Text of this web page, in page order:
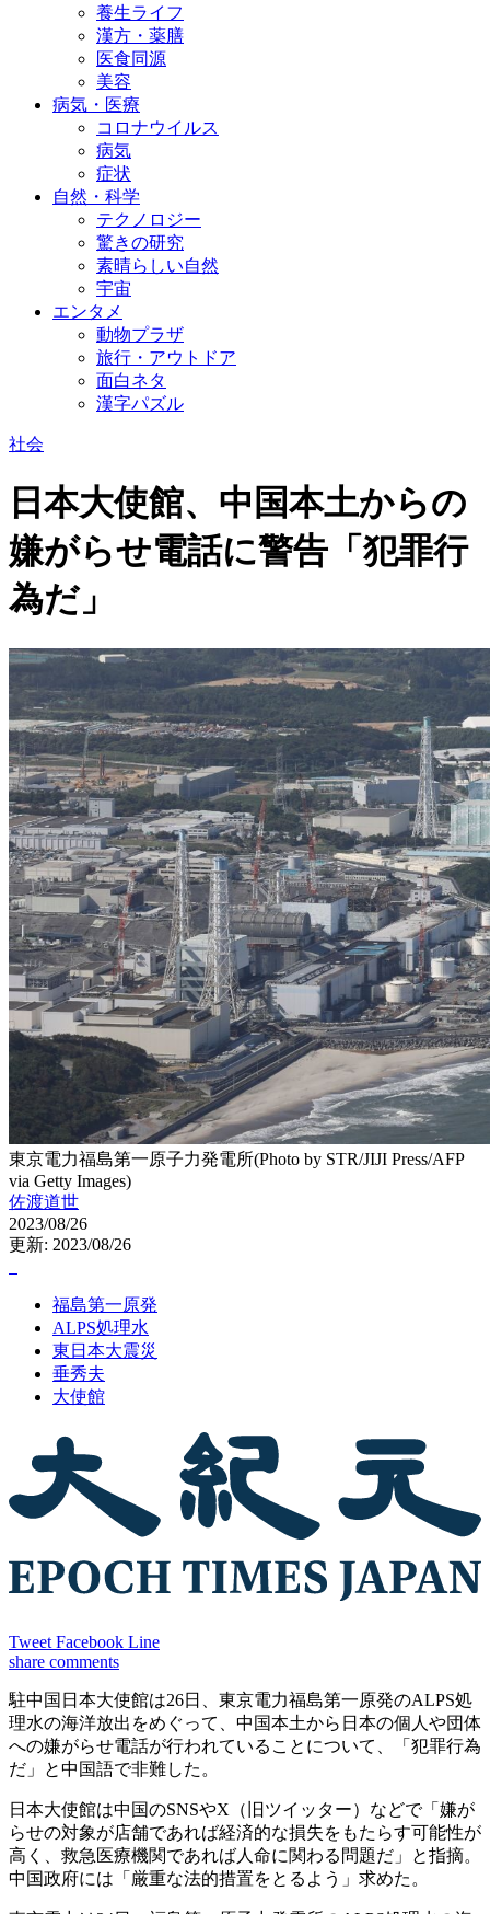
養生ライフ
漢方・薬膳
医食同源
美容
病気・医療
コロナウイルス
病気
症状
自然・科学
テクノロジー
驚きの研究
素晴らしい自然
宇宙
エンタメ
動物プラザ
旅行・アウトドア
面白ネタ
漢字パズル
社会
日本大使館、中国本土からの
嫌がらせ電話に警告「犯罪行
為だ」
東京電力福島第一原子力発電所(Photo by STR/JIJI Press/AFP
via Getty Images)
佐渡道世
2023/08/26
更新: 2023/08/26
福島第一原発
ALPS処理水
東日本大震災
垂秀夫
大使館
Tweet Facebook Line
share comments
駐中国日本大使館は26日、東京電力福島第一原発のALPS処
理水の海洋放出をめぐって、中国本土から日本の個人や団体
への嫌がらせ電話が行われていることについて、「犯罪行為
だ」と中国語で非難した。
日本大使館は中国のSNSやX（旧ツイッター）などで「嫌が
らせの対象が店舗であれば経済的な損失をもたらす可能性が
高く、救急医療機関であれば人命に関わる問題だ」と指摘。
中国政府には「厳重な法的措置をとるよう」求めた。